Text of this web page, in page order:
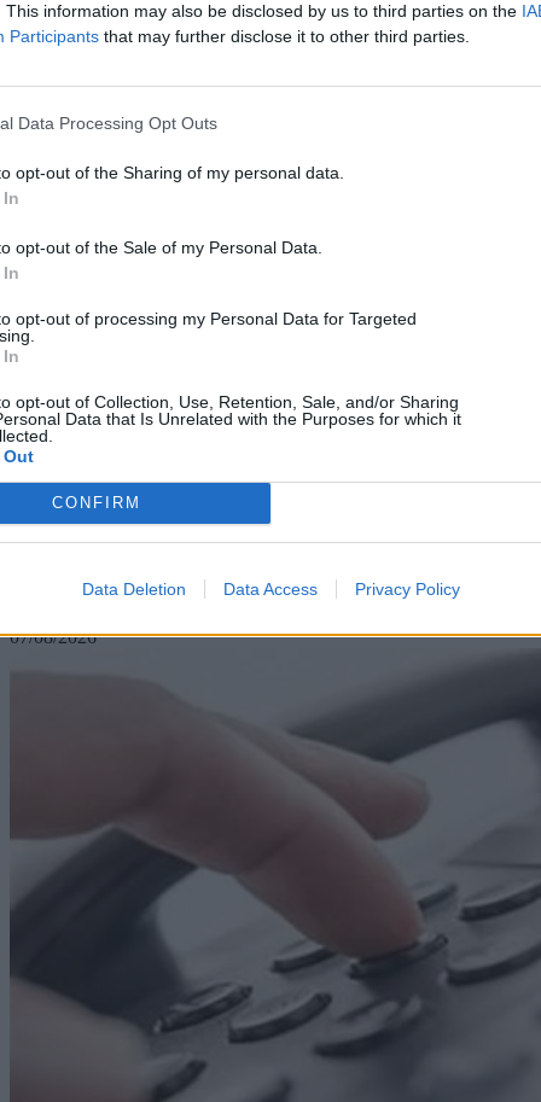
This information may also be disclosed by us to third parties on the
Participants that may further disclose it to other third parties.
Data Processing Opt Outs
opt-out of the Sharing of my personal data.
opt-out of the Sale of my Personal Data.
opt-out of processing my Personal Data for Targeted
opt-out of Collection, Use, Retention, Sale, and/or Sharing
Data that Is Unrelated with the Purposes for which it
CONFIRM
Data Deletion Data Access Privacy Policy
κινητό μας
07/08/2026